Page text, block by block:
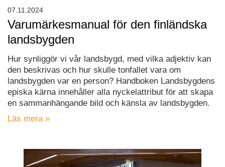
Varumärkesmanual för den finländska
landsbygden
Hur synliggör vi vår landsbygd, med vilka adjektiv kan
den beskrivas och hur skulle tonfallet vara om
landsbygden var en person? Handboken Landsbygdens
episka kärna innehåller alla nyckelattribut för att skapa
en sammanhängande bild och känsla av landsbygden.
Läs mera »
07.11.2024